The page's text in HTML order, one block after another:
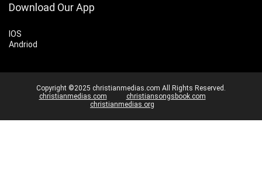
Download Our App
IOS
Andriod
Copyright ©2025 christianmedias.com All Rights Reserved.
christianmedias.com
christiansongsbook.com
christianmedias.org